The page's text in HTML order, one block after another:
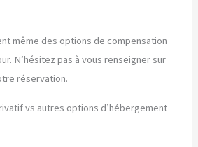
même des options de compensation
N’hésitez pas à vous renseigner sur
réservation.
vs autres options d’hébergement